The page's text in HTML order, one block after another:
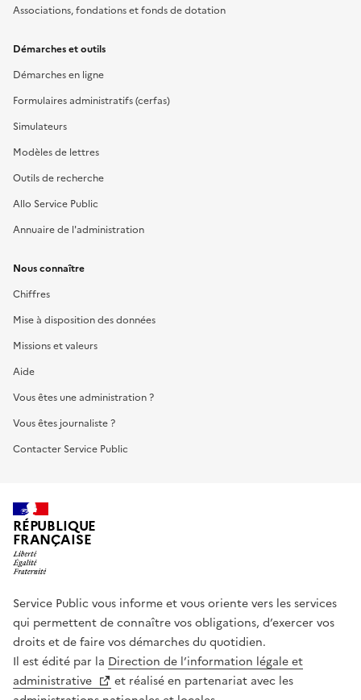
Associations, fondations et fonds de dotation
Démarches et outils
Démarches en ligne
Formulaires administratifs (cerfas)
Simulateurs
Modèles de lettres
Outils de recherche
Allo Service Public
Annuaire de l'administration
Nous connaître
Chiffres
Mise à disposition des données
Missions et valeurs
Aide
Vous êtes une administration ?
Vous êtes journaliste ?
Contacter Service Public
RÉPUBLIQUE
FRANÇAISE
Service Public vous informe et vous oriente vers les services
qui permettent de connaître vos obligations, d’exercer vos
droits et de faire vos démarches du quotidien.
Il est édité par la Direction de l’information légale et
administrative
et réalisé en partenariat avec les